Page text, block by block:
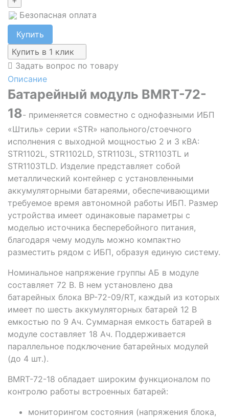
Безопасная оплата
Купить
Купить в 1 клик
Задать вопрос по товару
Описание
Батарейный модуль BMRT-72-
18- применяется совместно с однофазными ИБП
«Штиль» серии «STR» напольного/стоечного
исполнения с выходной мощностью 2 и 3 кВА:
STR1102L, STR1102LD, STR1103L, STR1103ТL и
STR1103TLD. Изделие представляет собой
металлический контейнер с установленными
аккумуляторными батареями, обеспечивающими
требуемое время автономной работы ИБП. Размер
устройства имеет одинаковые параметры с
моделью источника бесперебойного питания,
благодаря чему модуль можно компактно
разместить рядом с ИБП, образуя единую систему.
Номинальное напряжение группы АБ в модуле
составляет 72 В. В нем установлено два
батарейных блока BP-72-09/RT, каждый из которых
имеет по шесть аккумуляторных батарей 12 В
емкостью по 9 Ач. Суммарная емкость батарей в
модуле составляет 18 Ач. Поддерживается
параллельное подключение батарейных модулей
(до 4 шт.).
BMRT-72-18 обладает широким функционалом по
контролю работы встроенных батарей:
мониторингом состояния (напряжения блока,